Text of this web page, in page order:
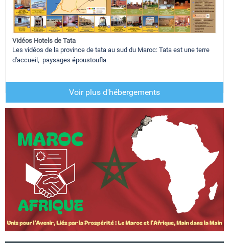
Vidéos Hotels de Tata
Les vidéos de la province de tata au sud du Maroc: Tata est une terre
d'accueil, paysages époustoufla
Voir plus d'hébergements